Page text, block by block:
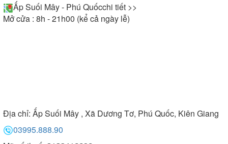
Ấp Suối Mây - Phú Quốcchi tiết >>
Mở cửa : 8h - 21h00 (kể cả ngày lễ)
Địa chỉ: Ấp Suối Mây , Xã Dương Tơ, Phú Quốc, Kiên Giang
03995.888.90